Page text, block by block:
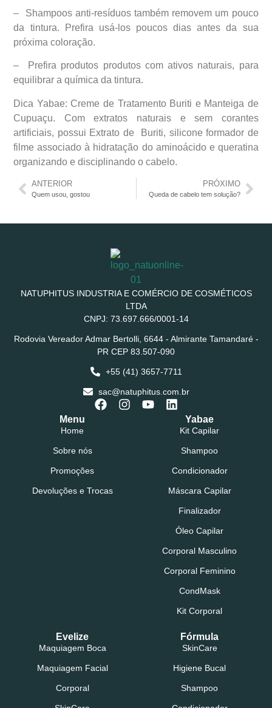
– Shampoos anti-resíduos também removem um pouco
da tintura. Prefira usá-los poucos dias antes da sua
próxima coloração.
– Prefira produtos produtos com ativos naturais, para
equilibrar a química da tintura.
Dica Yabae: Creme de Tratamento Buriti e Manteiga de
Cupuaçu. Com extratos naturais e sem corantes
artificiais, possui Extrato de Buriti, silicone formador de
filme associado à hidratação do aminoácido e queratina
organizando e disciplinando o cabelo.
ANTERIOR
Quem usou, gostou
PRÓXIMO
Queda de cabelo tem solução?
NATUPHITUS INDUSTRIA E COMÉRCIO DE COSMÉTICOS
LTDA
CNPJ: 73.697.666/0001-14
Rodovia Vereador Admar Bertolli, 6644 - Almirante Tamandaré -
PR CEP 83.507-090
+55 (41) 3657-7711
sac@natuphitus.com.br
Menu
Home
Sobre nós
Promoções
Devoluções e Trocas
Yabae
Kit Capilar
Shampoo
Condicionador
Máscara Capilar
Finalizador
Óleo Capilar
Corporal Masculino
Corporal Feminino
CondMask
Kit Corporal
Evelize
Maquiagem Boca
Maquiagem Facial
Corporal
Fórmula
SkinCare
Higiene Bucal
Shampoo